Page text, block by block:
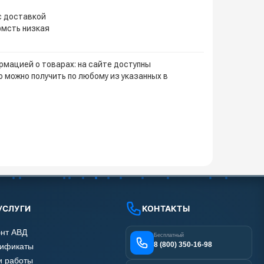
доставкой
низкая
о товарах: на сайте доступны
получить по любому из указанных в
АВД
работы
КОНТАКТЫ
Бесплатный
8 (800) 350-16-98